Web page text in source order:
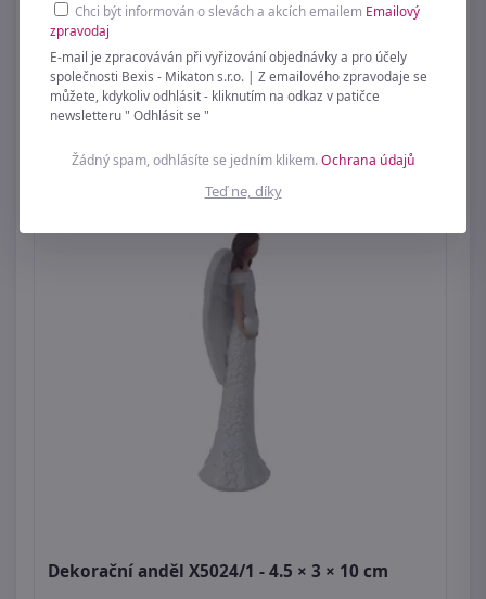
Anděl 8 ks X3122-29 - 4 x 0,3 x 5 cm
69 Kč
Dekorační anděl X5024/1 - 4.5 × 3 × 10 cm
Chci být informován o slevách a akcích emailem Emailový
zpravodaj
E-mail je zpracováván při vyřizování objednávky a pro účely
společnosti Bexis - Mikaton s.r.o. | Z emailového zpravodaje se
můžete, kdykoliv odhlásit - kliknutím na odkaz v patičce
newsletteru " Odhlásit se "
Žádný spam, odhlásíte se jedním klikem.Ochrana údajů
Teď ne, díky